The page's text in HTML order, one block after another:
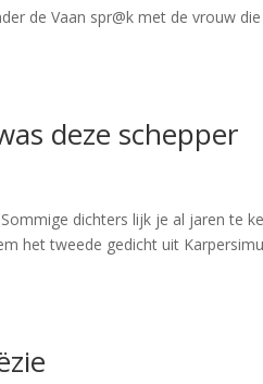
de Vaan spr@k met de vrouw
deze schepper
dichters lijk je al jaren te
het tweede gedicht uit